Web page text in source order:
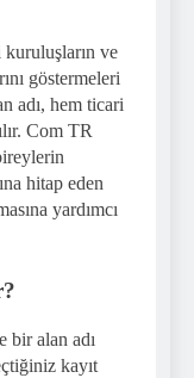
ve
göstermeleri
adı, hem ticari
Com TR
hitap eden
yardımcı
bir alan adı
kayıt